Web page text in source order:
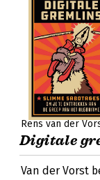
Rens van der
Digitale
Van der Vorst